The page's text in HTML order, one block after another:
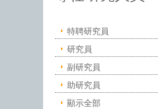
特聘研究員
研究員
副研究員
助研究員
顯示全部